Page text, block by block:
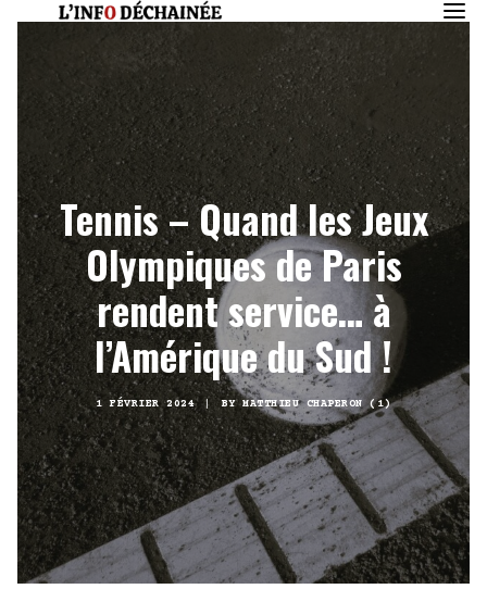
Tennis – Quand les Jeux
Olympiques de Paris
rendent service… à
l’Amérique du Sud !
1 FÉVRIER 2024 | BYMATTHIEU CHAPERON (1)